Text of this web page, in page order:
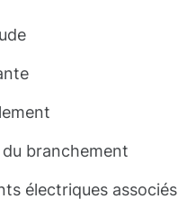
branchement
électriques associés